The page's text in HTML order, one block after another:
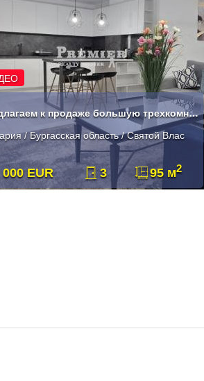
Предлагаем к продаже большую трехкомнатную квартиру .
/ Бургасская область / Святой Влас
000 EUR 3 95 м2